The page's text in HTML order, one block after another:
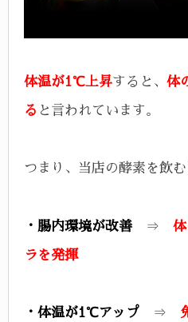
体温が1℃上昇すると、 体
る と言われています。
つまり、当店の酵素を飲
・腸内環境が改善 ⇒
ラを発揮
・体温が1℃アップ ⇒